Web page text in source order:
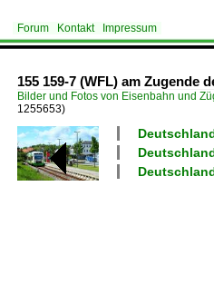
Forum Kontakt Impressum
155 159-7 (WFL) am Zugende
Bilder und Fotos von Eisenbahn und
1255653)